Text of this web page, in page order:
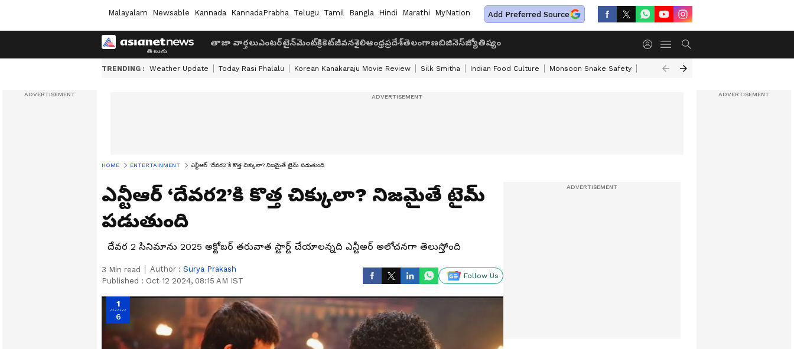
Malayalam Newsable Kannada KannadaPrabha Telugu Tamil Bangla Hindi Marathi MyNation Add Preferred Source
తాజా వార్తలుఎంటర్‌టైన్‌మెంట్క్రికెట్జీవనశైలిఆంధ్రప్రదేశ్తెలంగాణబిజినెస్జ్యోతిష్యం
TRENDING : Weather Update Today Rasi Phalalu Korean Kanakaraju Movie Review Silk Smitha Indian Food Culture Monsoon Snake Safety Akkineni Nageswara Rao
HOME ENTERTAINMENT ఎన్టీఆర్ ‘దేవర2’కి కొత్త చిక్కులా? నిజమైతే టైమ్ పడుతుంది
ఎన్టీఆర్ ‘దేవర2’కి కొత్త చిక్కులా? నిజమైతే టైమ్
పడుతుంది
దేవర 2 సినిమాను 2025 అక్టోబర్ తరువాత స్టార్ట్ చేయాలన్నది ఎన్టీఅర్ అలోచనగా తెలుస్తోంది
3 Min read Author : Surya Prakash
Published : Oct 12 2024, 08:15 AM IST
Follow Us
1
6